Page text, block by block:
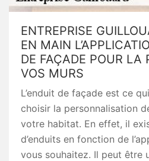
ENTREPRISE
EN MAIN
DE FAÇADE POUR LA
VOS MURS
L’enduit de façade est ce
choisir la personnalisation
votre habitat. En effet, il
d’enduits en fonction de
vous souhaitez. Il peut être